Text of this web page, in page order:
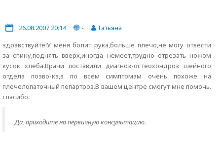
26.08.2007 20:14 -
Татьяна
здравствуйте!У меня болит рука,больше плечо,не могу отвести
за спину,поднять вверх,иногда немеет,трудно отрезать ножом
кусок хлеба.Врачи поставили диагноз-остеохондроз шейного
отдела позво-ка,а по всем симптомам очень похоже на
плечелопаточный пепартроз.В вашем центре смогут мне помочь.
спасибо.
Да, приходите на первичную консультацию.